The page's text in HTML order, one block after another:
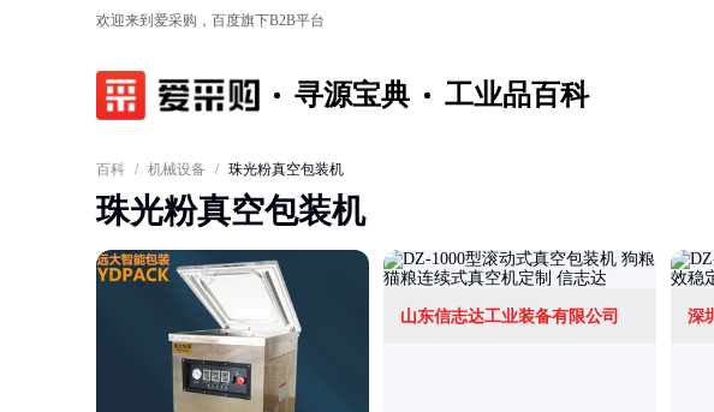
欢迎来到爱采购，百度旗下B2B平台
寻源宝典 工业品百科
百科 / 机械设备 / 珠光粉真空包装机
珠光粉真空包装机
山东信志达工业装备有限公司 深